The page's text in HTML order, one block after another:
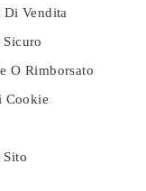
Vendita
Sicuro
O Rimborsato
Cookie
Sito